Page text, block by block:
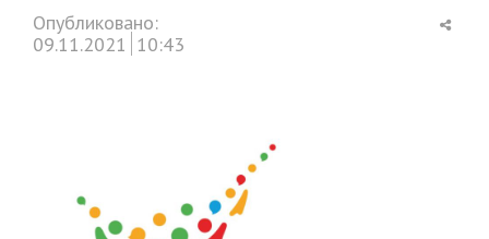
Опубликовано:
09.11.2021 10:43